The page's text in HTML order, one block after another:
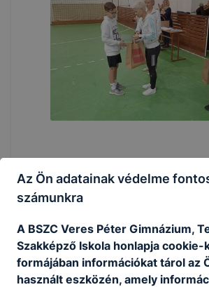
Az Ön adatainak védelme
számunkra
A BSZC Veres Péter Gimnázium,
Szakképző Iskola honlapja cookie-
formájában információkat tárol az
használt eszközén, amely